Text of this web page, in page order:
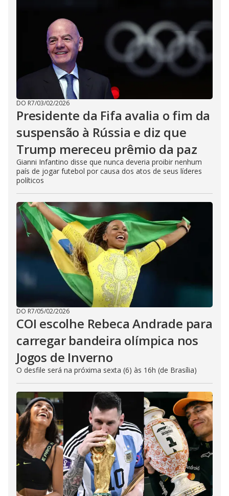
DO R7/03/02/2026
Presidente da Fifa avalia o fim da
suspensão à Rússia e diz que
Trump mereceu prêmio da paz
Gianni Infantino disse que nunca deveria proibir nenhum
país de jogar futebol por causa dos atos de seus líderes
políticos
DO R7/05/02/2026
COI escolhe Rebeca Andrade para
carregar bandeira olímpica nos
Jogos de Inverno
O desfile será na próxima sexta (6) às 16h (de Brasília)